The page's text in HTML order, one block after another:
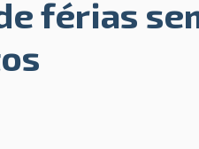
férias